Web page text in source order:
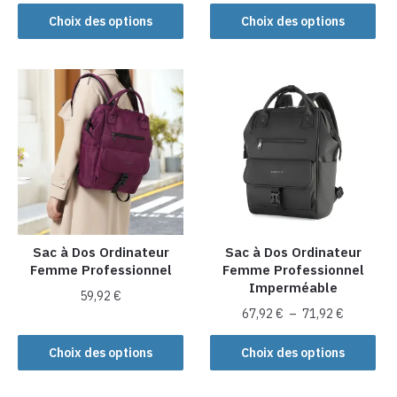
Choix des options
Ce
produit
plusieurs
variations.
Les
options
peuvent
être
choisies
la
page
du
Choix des options
Ce
produit
variations.
Les
options
peuvent
être
choisies
la
page
du
produit
Sac à Dos Ordinateur
Femme Professionnel
59,92€
Choix des options
produit
a
Sac à Dos Ordinateur
Femme Professionnel
Imperméable
67,92€ – 71,92€
de
prix :
67,92 €
Choix des options
Ce
produit